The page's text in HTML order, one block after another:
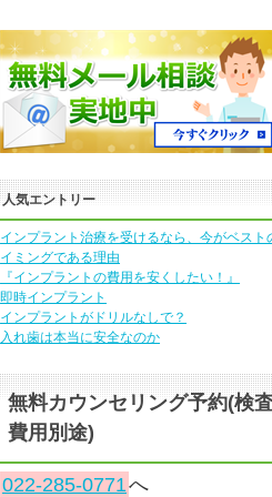
人気エントリー
インプラント治療を受けるなら、今がベスト
イミングである理由
『インプラントの費用を安くしたい！』
即時インプラント
インプラントがドリルなしで？
入れ歯は本当に安全なのか
無料カウンセリング予約(検
費用別途)
022-285-0771へ